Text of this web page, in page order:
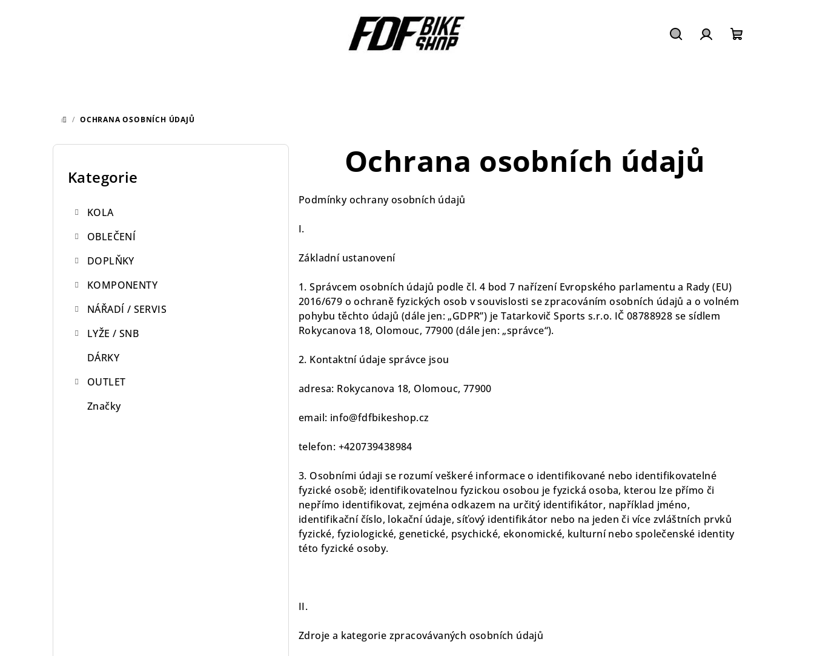
DOMŮ
/ OCHRANA OSOBNÍCH ÚDAJŮ
P
Přeskočit
kategorie
Kategorie
KOLA
OBLEČENÍ
DOPLŇKY
KOMPONENTY
NÁŘADÍ / SERVIS
LYŽE / SNB
DÁRKY
OUTLET
Značky
Ochrana osobních údajů
Podmínky ochrany osobních údajů
I.
Základní ustanovení
1. Správcem osobních údajů podle čl. 4 bod 7 nařízení Evropského parlamentu a Rady (EU)
2016/679 o ochraně fyzických osob v souvislosti se zpracováním osobních údajů a o volném
pohybu těchto údajů (dále jen: „GDPR”) je Tatarkovič Sports s.r.o. IČ 08788928 se sídlem
Rokycanova 18, Olomouc, 77900 (dále jen: „správce“).
2. Kontaktní údaje správce jsou
adresa: Rokycanova 18, Olomouc, 77900
email: info@fdfbikeshop.cz
telefon: +420739438984
3. Osobními údaji se rozumí veškeré informace o identifikované nebo identifikovatelné
fyzické osobě; identifikovatelnou fyzickou osobou je fyzická osoba, kterou lze přímo či
nepřímo identifikovat, zejména odkazem na určitý identifikátor, například jméno,
identifikační číslo, lokační údaje, síťový identifikátor nebo na jeden či více zvláštních prvků
fyzické, fyziologické, genetické, psychické, ekonomické, kulturní nebo společenské identity
této fyzické osoby.
II.
Zdroje a kategorie zpracovávaných osobních údajů